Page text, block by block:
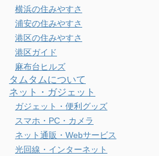
横浜の住みやすさ
浦安の住みやすさ
港区の住みやすさ
港区ガイド
麻布台ヒルズ
タムタムについて
ネット・ガジェット
ガジェット・便利グッズ
スマホ・PC・カメラ
ネット通販・Webサービス
光回線・インターネット